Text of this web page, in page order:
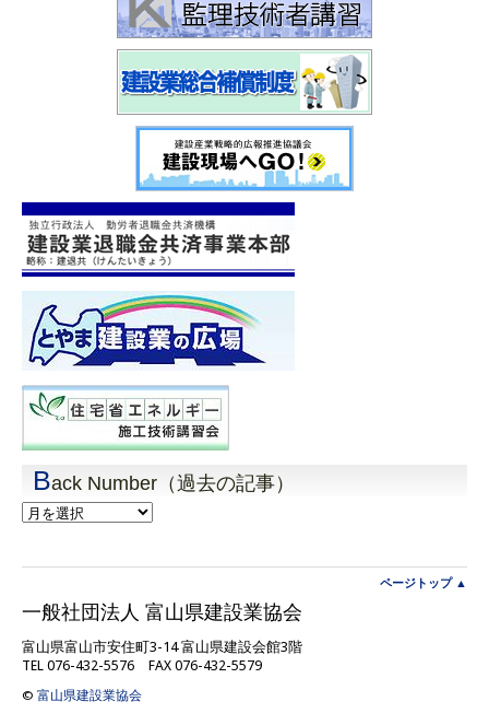
Back Number（過去の記事）
Back
Number（過
事）
ページトップ ▲
一般社団法人 富山県建設業協会
富山県富山市安住町3-14 富山県建設会館3階
TEL 076-432-5576 FAX 076-432-5579
© 富山県建設業協会